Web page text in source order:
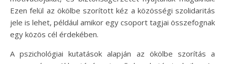
Ezen felül az ökölbe szorított kéz a közösségi szolidaritás
jele is lehet, például amikor egy csoport tagjai összefognak
egy közös cél érdekében.
A pszichológiai kutatások alapján az ökölbe szorítás a